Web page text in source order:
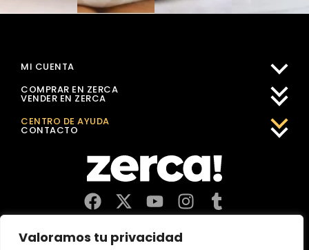
Valoramos tu privacidad
Comercios, productores y distribuidores locales. Pagan
impuestos aquí, y dinamizan economía y empleo en tu
MI CUENTA
COMPRAR EN ZERCA
VENDER EN ZERCA
CENTRO DE AYUDA
CONTACTO